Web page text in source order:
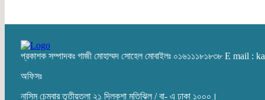
প্রকাশক সম্পাদকঃ গাজী মোহাম্মদ সোহেল মোবাইলঃ ০১৬১১১৮১৮৩৮ E mail
অফিসঃ
নাসিম চেম্বার তৃতীয়তলা ২১ দিলকুশা মতিঝিল / বা- এ ঢাকা ১০০০।